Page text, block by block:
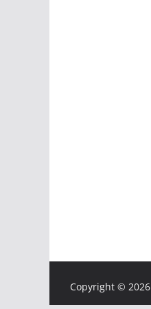
Copyright © 2026